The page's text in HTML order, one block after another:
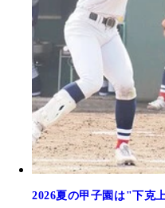
2026夏の甲子園は"下克